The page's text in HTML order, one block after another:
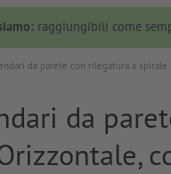
raggiungibili come
da parete con rilegatura a
da